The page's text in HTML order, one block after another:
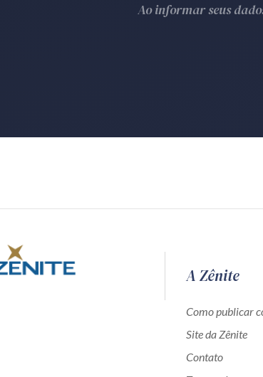
Ao informar seus
A Zênite
Como publicar
Site da Zênite
Contato